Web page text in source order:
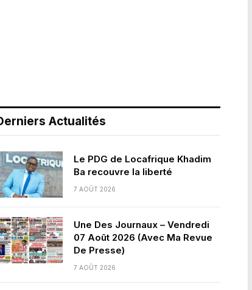
Actualités
Le PDG de Locafrique Khadim
Ba recouvre la liberté
7 AOÛT 2026
Une Des Journaux – Vendredi
07 Août 2026 (Avec Ma Revue
De Presse)
7 AOÛT 2026